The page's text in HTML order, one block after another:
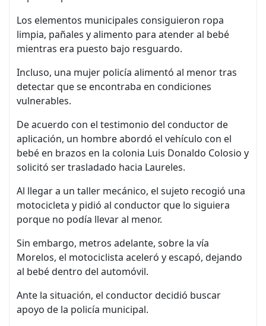
Los elementos municipales consiguieron ropa
limpia, pañales y alimento para atender al bebé
mientras era puesto bajo resguardo.
Incluso, una mujer policía alimentó al menor tras
detectar que se encontraba en condiciones
vulnerables.
De acuerdo con el testimonio del conductor de
aplicación, un hombre abordó el vehículo con el
bebé en brazos en la colonia Luis Donaldo Colosio y
solicitó ser trasladado hacia Laureles.
Al llegar a un taller mecánico, el sujeto recogió una
motocicleta y pidió al conductor que lo siguiera
porque no podía llevar al menor.
Sin embargo, metros adelante, sobre la vía
Morelos, el motociclista aceleró y escapó, dejando
al bebé dentro del automóvil.
Ante la situación, el conductor decidió buscar
apoyo de la policía municipal.